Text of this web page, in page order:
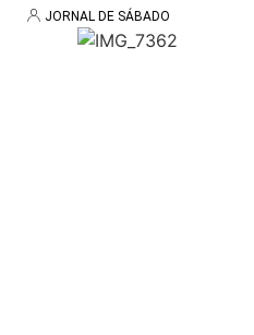
JORNAL DE SÁBADO